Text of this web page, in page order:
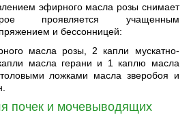
эфирного масла розы снимает
проявляется учащенным
и бессонницей:
масла розы, 2 капли мускатно-
масла герани и 1 каплю масла
ложками масла зверобоя и
почек и мочевыводящих